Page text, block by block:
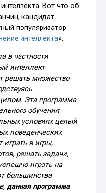
Вот что об
кандидат
популяризатор
интеллекта»:
в частности
интеллект
решать множество
Эта программа
обучения
условиях целый
поведенческих
в игры,
решать задачи,
играть на
большинства
данная программа